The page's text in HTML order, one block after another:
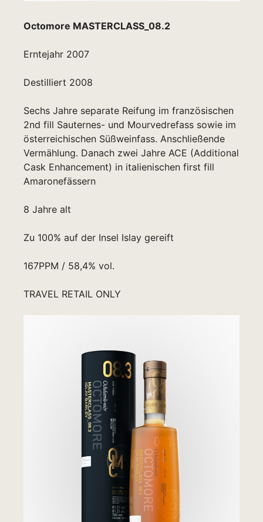
Octomore MASTERCLASS_08.2
Erntejahr 2007
Destilliert 2008
Sechs Jahre separate Reifung im französischen
2nd fill Sauternes- und Mourvedrefass sowie im
österreichischen Süßweinfass. Anschließende
Vermählung. Danach zwei Jahre ACE (Additional
Cask Enhancement) in italienischen first fill
Amaronefässern
8 Jahre alt
Zu 100% auf der Insel Islay gereift
167PPM / 58,4% vol.
TRAVEL RETAIL ONLY